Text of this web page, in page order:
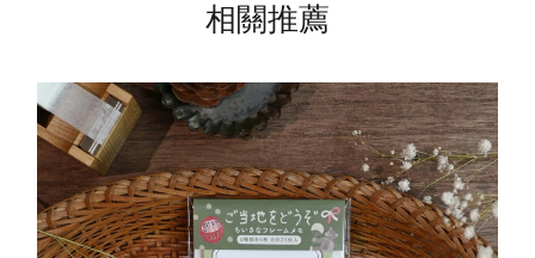
相關推薦